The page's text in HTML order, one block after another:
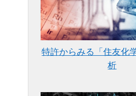
特許からみる「住友化
析